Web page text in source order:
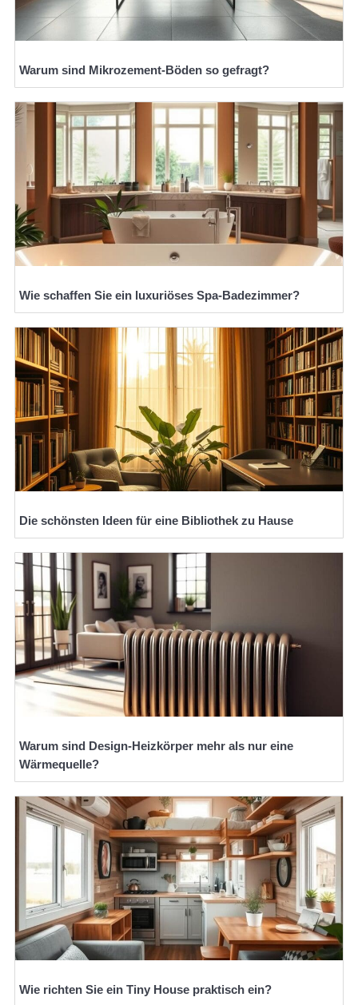
Warum sind Mikrozement-Böden so gefragt?
Wie schaffen Sie ein luxuriöses Spa-Badezimmer?
Die schönsten Ideen für eine Bibliothek zu Hause
Warum sind Design-Heizkörper mehr als nur eine
Wärmequelle?
Wie richten Sie ein Tiny House praktisch ein?